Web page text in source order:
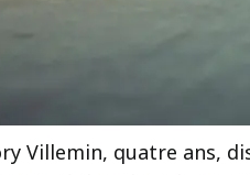
Villemin, quatre ans,